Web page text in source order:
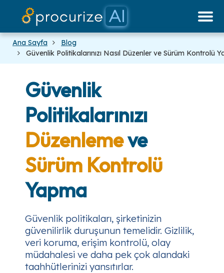
Ana Sayfa
Blog
Güvenlik Politikalarınızı Nasıl Düzenler ve Sürüm Kontrolü
Güvenlik
Politikalarınızı
Düzenlemeve
Sürüm Kontrolü
Yapma
Güvenlik politikaları, şirketinizin
güvenilirlik duruşunun temelidir. Gizlilik,
veri koruma, erişim kontrolü, olay
müdahalesi ve daha pek çok alandaki
taahhütlerinizi yansıtırlar.